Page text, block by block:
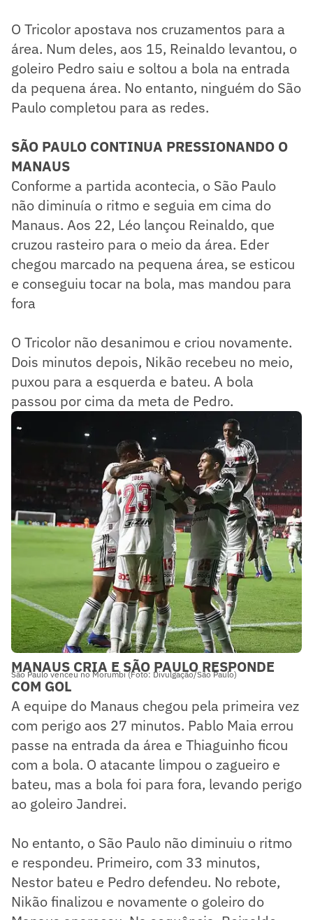
O Tricolor apostava nos cruzamentos para a
área. Num deles, aos 15, Reinaldo levantou, o
goleiro Pedro saiu e soltou a bola na entrada
da pequena área. No entanto, ninguém do São
Paulo completou para as redes.
SÃO PAULO CONTINUA PRESSIONANDO O
MANAUS
Conforme a partida acontecia, o São Paulo
não diminuía o ritmo e seguia em cima do
Manaus. Aos 22, Léo lançou Reinaldo, que
cruzou rasteiro para o meio da área. Eder
chegou marcado na pequena área, se esticou
e conseguiu tocar na bola, mas mandou para
fora
O Tricolor não desanimou e criou novamente.
Dois minutos depois, Nikão recebeu no meio,
puxou para a esquerda e bateu. A bola
passou por cima da meta de Pedro.
São Paulo venceu no Morumbi (Foto: Divulgação/São Paulo)
MANAUS CRIA E SÃO PAULO RESPONDE
COM GOL
A equipe do Manaus chegou pela primeira vez
com perigo aos 27 minutos. Pablo Maia errou
passe na entrada da área e Thiaguinho ficou
com a bola. O atacante limpou o zagueiro e
bateu, mas a bola foi para fora, levando perigo
ao goleiro Jandrei.
No entanto, o São Paulo não diminuiu o ritmo
e respondeu. Primeiro, com 33 minutos,
Nestor bateu e Pedro defendeu. No rebote,
Nikão finalizou e novamente o goleiro do